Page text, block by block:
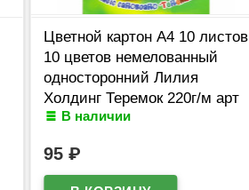
Цветной картон А4 10 листов
10 цветов немелованный
односторонний Лилия
Холдинг Теремок 220г/м арт
ЦКВТ301
В наличии
95₽